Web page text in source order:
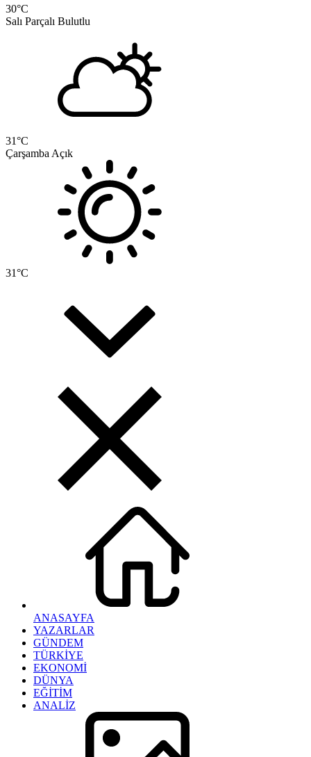
30°C
Salı Parçalı Bulutlu
31°C
Çarşamba Açık
31°C
ANASAYFA
YAZARLAR
GÜNDEM
TÜRKİYE
EKONOMİ
DÜNYA
EĞİTİM
ANALİZ